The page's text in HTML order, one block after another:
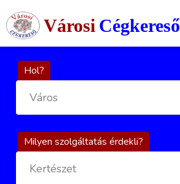
Városi Cégkereső
Hol?
Város
Milyen szolgáltatás érdekli?
Kertészet